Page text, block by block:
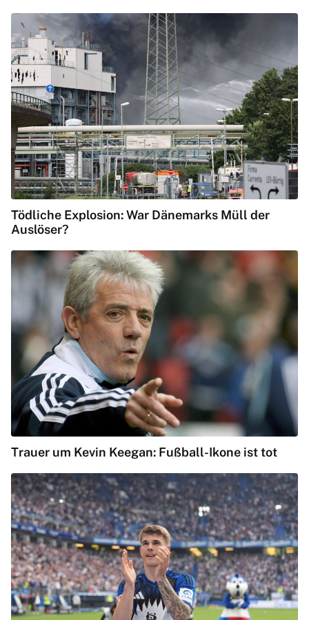
Tödliche Explosion: War Dänemarks Müll der
Auslöser?
Trauer um Kevin Keegan: Fußball-Ikone ist tot